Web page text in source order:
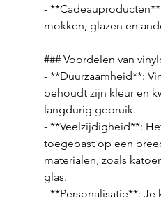
-
mokken, glazen en
### Voordelen van
- **Duurzaamheid**:
behoudt zijn kleur en
langdurig gebruik.
- **Veelzijdigheid**:
toegepast op een
materialen, zoals
glas.
- **Personalisatie**: Je